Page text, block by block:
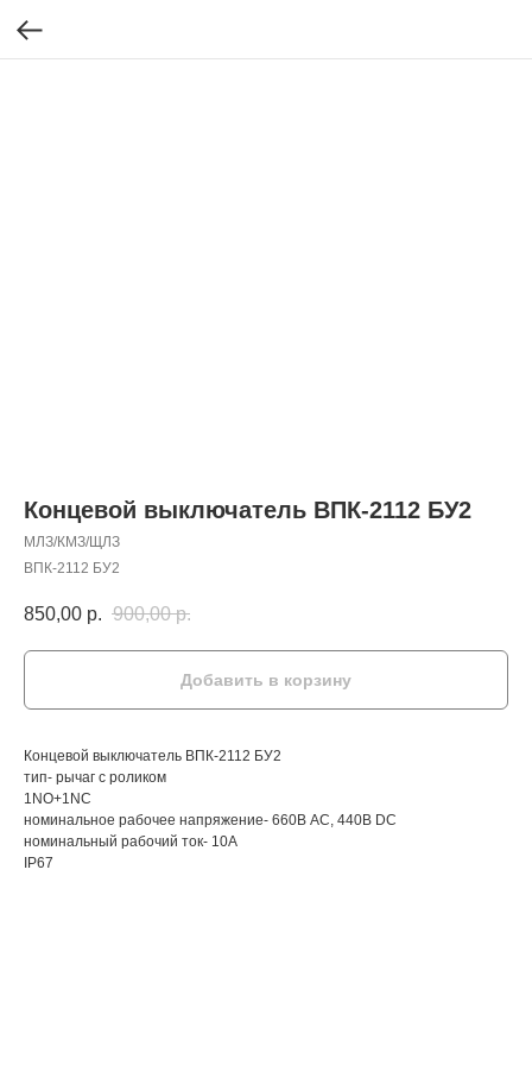
Концевой выключатель ВПК-2112 БУ2
МЛЗ/КМЗ/ЩЛЗ
ВПК-2112 БУ2
850,00 р. 900,00 р.
Добавить в корзину
Концевой выключатель ВПК-2112 БУ2
тип- рычаг с роликом
1NO+1NC
номинальное рабочее напряжение- 660В АС, 440В DC
номинальный рабочий ток- 10А
IP67